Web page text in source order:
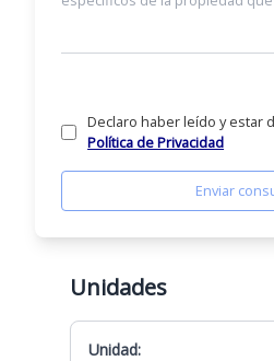
Declaro haber leído y estar
Política de Privacidad
Enviar
Unidades
Unidad: